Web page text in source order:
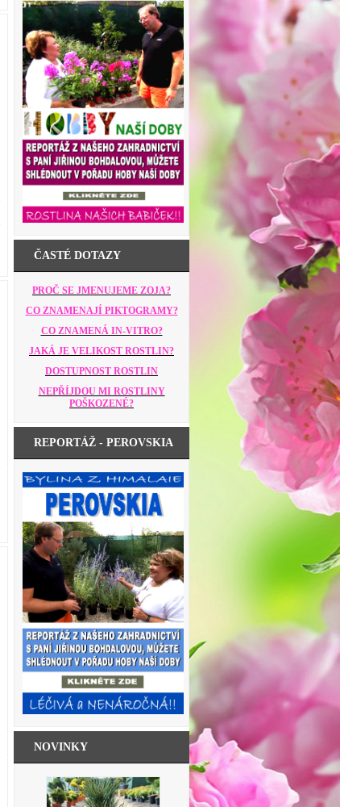
ČASTÉ DOTAZY
PROČ SE JMENUJEME ZOJA?
CO ZNAMENAJÍ PIKTOGRAMY?
CO ZNAMENÁ IN-VITRO?
JAKÁ JE VELIKOST ROSTLIN?
DOSTUPNOST ROSTLIN
NEPŘÍJDOU MI ROSTLINY
POŠKOZENÉ?
REPORTÁŽ - PEROVSKIA
NOVINKY